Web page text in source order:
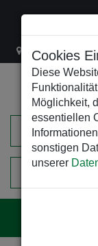
Cookies
Diese
Möglichkeit,
essentiellen
sonstigen
unserer
Lacknergasse 78